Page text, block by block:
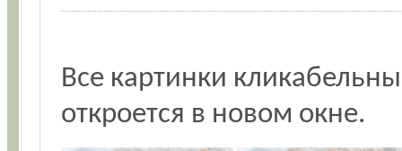
Все картинки
откроется в новом окне.